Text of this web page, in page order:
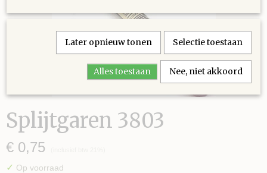
Splijtgaren 3803
€ 0,75
✓ Op voorraad
Later opnieuw tonen Selectie toestaan
Alles toestaan Nee, niet akkoord